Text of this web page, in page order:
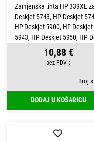
Zamjenska tinta HP 339XL
Deskjet 5743, HP Deskjet
HP Deskjet 5900, HP
5943, HP Deskjet 5950, HP
10,88 €
Broj
DODAJ U KOŠARICU